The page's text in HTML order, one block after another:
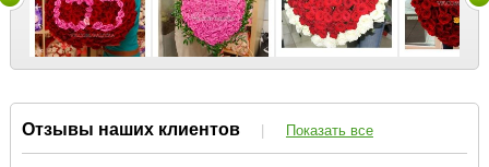
Отзывы наших клиентов | Показать все